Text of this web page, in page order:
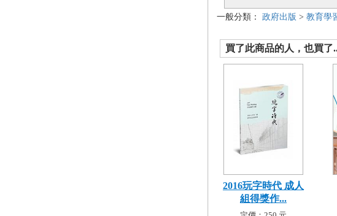
一般分類： 政府出版 > 教育學
買了此商品的人，也買了
2016玩字時代 成人
組得獎作...